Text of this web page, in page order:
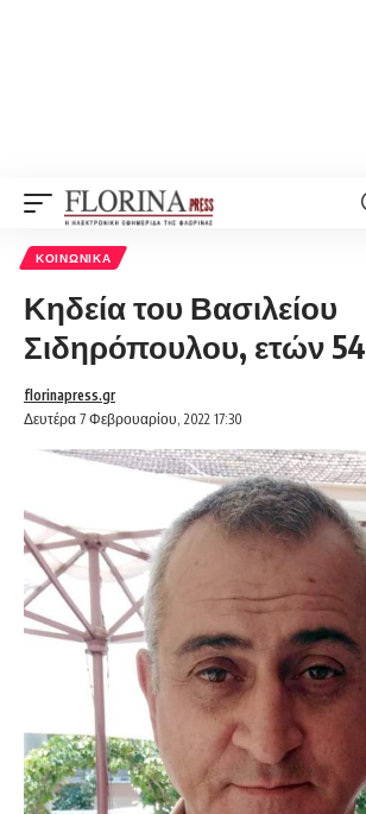
ΚΟΙΝΩΝΙΚΆ
Κηδεία του Βασιλείου
Σιδηρόπουλου, ετών 54
Δευτέρα 7 Φεβρουαρίου, 2022 17:30
florinapress.gr